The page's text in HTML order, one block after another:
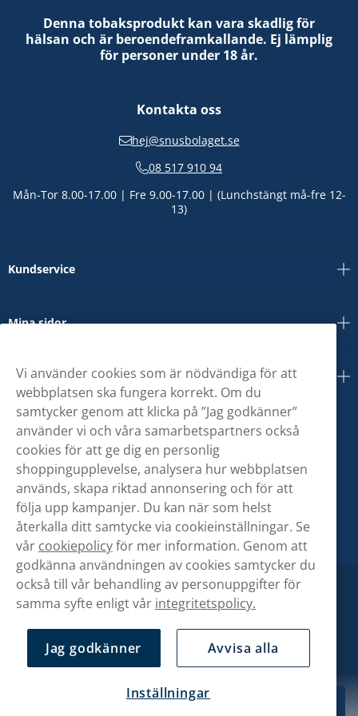
279,90 kr
Denna tobaksprodukt kan vara skadlig för
hälsan och är beroendeframkallande. Ej lämplig
för personer under 18 år.
Kontakta oss
hej@snusbolaget.se
08 517 910 94
Mån-Tor 8.00-17.00 | Fre 9.00-17.00 | (Lunchstängt må-fre 12-
13)
Kundservice
Mina sidor
Om oss
Vi använder cookies som är nödvändiga för att
webbplatsen ska fungera korrekt. Om du
samtycker genom att klicka på ”Jag godkänner”
använder vi och våra samarbetspartners också
cookies för att ge dig en personlig
shoppingupplevelse, analysera hur webbplatsen
används, skapa riktad annonsering och för att
följa upp kampanjer. Du kan när som helst
återkalla ditt samtycke via cookieinställningar. Se
vår cookiepolicyför mer information. Genom att
godkänna användningen av cookies samtycker du
också till vår behandling av personuppgifter för
samma syfte enligt vår integritetspolicy.
Jag godkänner Avvisa alla
Inställningar